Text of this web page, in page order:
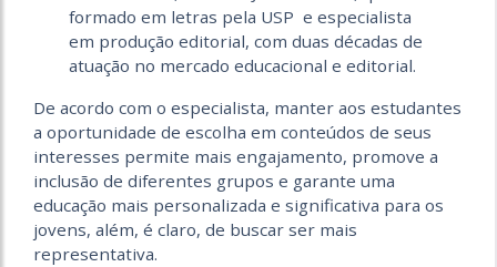
formado em letras pela USP e especialista
em produção editorial, com duas décadas de
atuação no mercado educacional e editorial.
De acordo com o especialista, manter aos estudantes
a oportunidade de escolha em conteúdos de seus
interesses permite mais engajamento, promove a
inclusão de diferentes grupos e garante uma
educação mais personalizada e significativa para os
jovens, além, é claro, de buscar ser mais
representativa.